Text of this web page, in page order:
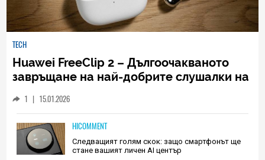
TECH
Huawei FreeClip 2 – Дългоочакваното
завръщане на най-добрите слушалки на
1 | 15.01.2026
HICOMMENT
Следващият голям скок: защо смартфонът ще
стане вашият личен AI център